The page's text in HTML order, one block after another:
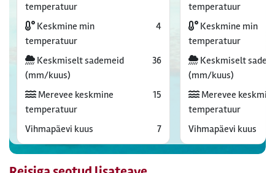
temperatuur
Keskmine min
temperatuur
4
Keskmiselt sademeid
(mm/kuus)
36
Merevee keskmine
temperatuur
15
Vihmapäevi kuus 7
temperatuur
Keskmine min
temperatuur
Keskmiselt
(mm/kuus)
Merevee
temperatuur
Vihmapäevi kuus